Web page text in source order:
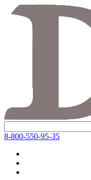
8-800-550-95-35